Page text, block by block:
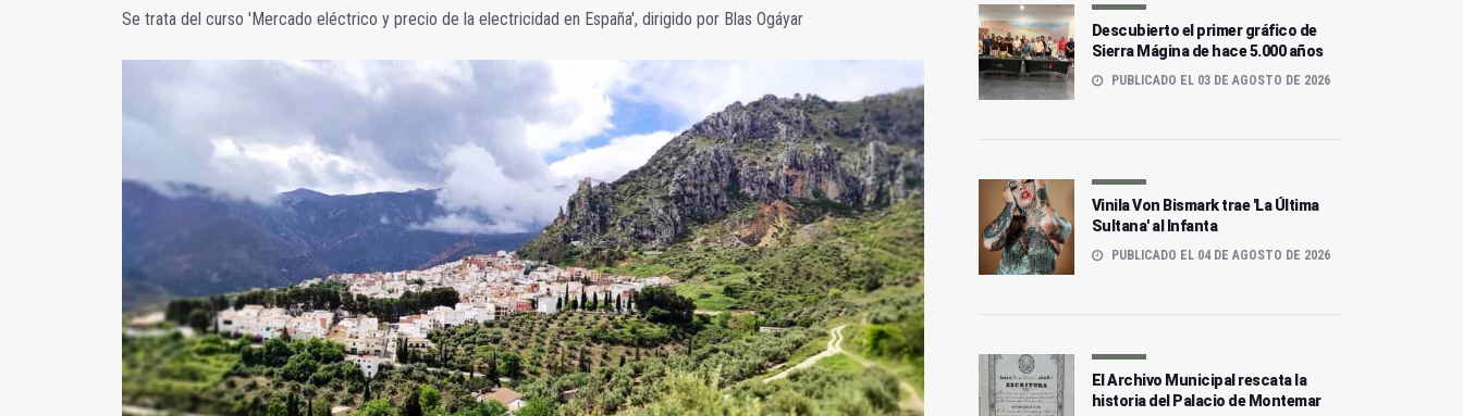
Se trata del curso 'Mercado eléctrico y precio de la electricidad en España', dirigido por Blas Ogáyar
Descubierto el primer gráfico de
Sierra Mágina de hace 5.000 años
PUBLICADO EL 03 DE AGOSTO DE 2026
Vinila Von Bismark trae 'La Última
Sultana' al Infanta
PUBLICADO EL 04 DE AGOSTO DE 2026
El Archivo Municipal rescata la
historia del Palacio de Montemar